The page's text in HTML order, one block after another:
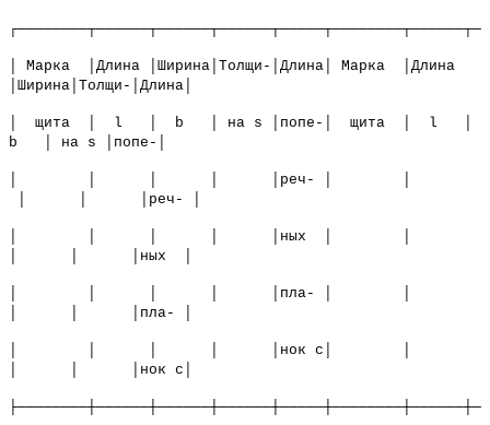
│ Марка │Длина │Ширина│Толщи-│Длина│ Марка │Длина
│Ширина│Толщи-│Длина│
│ щита │ l │ b │ на s │попе-│ щита │ l │
b │ на s │попе-│
│ │ │ │ │реч- │ │
│ │ │реч- │
│ │ │ │ │ных │ │
│ │ │ных │
│ │ │ │ │пла- │ │
│ │ │пла- │
│ │ │ │ │нок с│ │
│ │ │нок с│